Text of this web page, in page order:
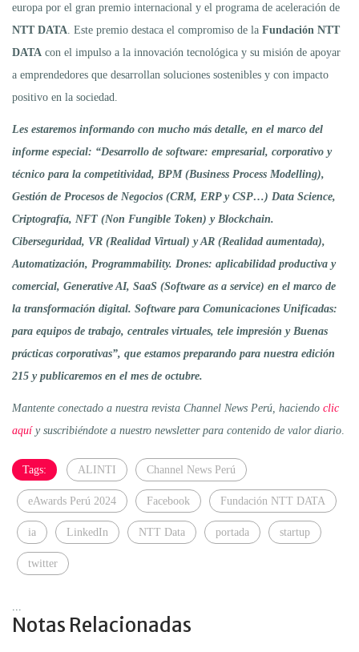
europa por el gran premio internacional y el programa de aceleración de
NTT DATA . Este premio destaca el compromiso de la Fundación NTT
DATA con el impulso a la innovación tecnológica y su misión de apoyar
a emprendedores que desarrollan soluciones sostenibles y con impacto
positivo en la sociedad.
Les estaremos informando con mucho más detalle, en el marco del
informe especial: “Desarrollo de software: empresarial, corporativo y
técnico para la competitividad, BPM (Business Process Modelling),
Gestión de Procesos de Negocios (CRM, ERP y CSP…) Data Science,
Criptografía, NFT (Non Fungible Token) y Blockchain.
Ciberseguridad, VR (Realidad Virtual) y AR (Realidad aumentada),
Automatización, Programmability. Drones: aplicabilidad productiva y
comercial, Generative AI, SaaS (Software as a service) en el marco de
la transformación digital. Software para Comunicaciones Unificadas:
para equipos de trabajo, centrales virtuales, tele impresión y Buenas
prácticas corporativas”, que estamos preparando para nuestra edición
215 y publicaremos en el mes de octubre.
Mantente conectado a nuestra revista Channel News Perú, haciendo clic
aquíy suscribiéndote a nuestro newsletter para contenido de valor diario
Tags: ALINTI Channel News Perú
eAwards Perú 2024 Facebook Fundación NTT DATA
ia LinkedIn NTT Data portada startup
twitter
Notas Relacionadas